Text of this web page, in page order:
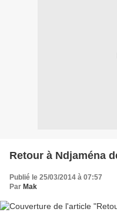
Retour à Ndjaména
Publié le 25/03/2014 à 07:57
Par Mak